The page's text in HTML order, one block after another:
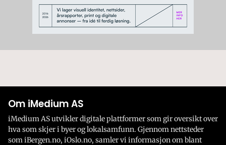
Om iMedium AS
iMedium AS utvikler digitale plattformer som gir oversikt over
hva som skjer i byer og lokalsamfunn. Gjennom nettsteder
som iBergen.no, iOslo.no, samler vi informasjon om blant